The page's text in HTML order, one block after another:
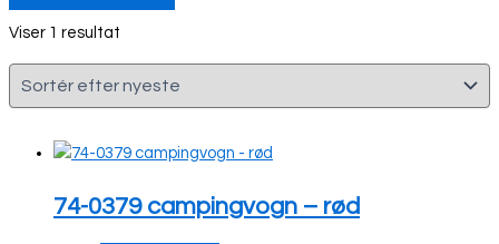
Viser 1 resultat
74-0379 campingvogn – rød